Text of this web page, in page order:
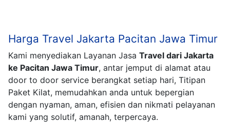
Harga Travel Jakarta Pacitan Jawa Timur
Kami menyediakan Layanan Jasa Travel dari Jakarta
ke Pacitan Jawa Timur, antar jemput di alamat atau
door to door service berangkat setiap hari, Titipan
Paket Kilat, memudahkan anda untuk bepergian
dengan nyaman, aman, efisien dan nikmati pelayanan
kami yang solutif, amanah, terpercaya.